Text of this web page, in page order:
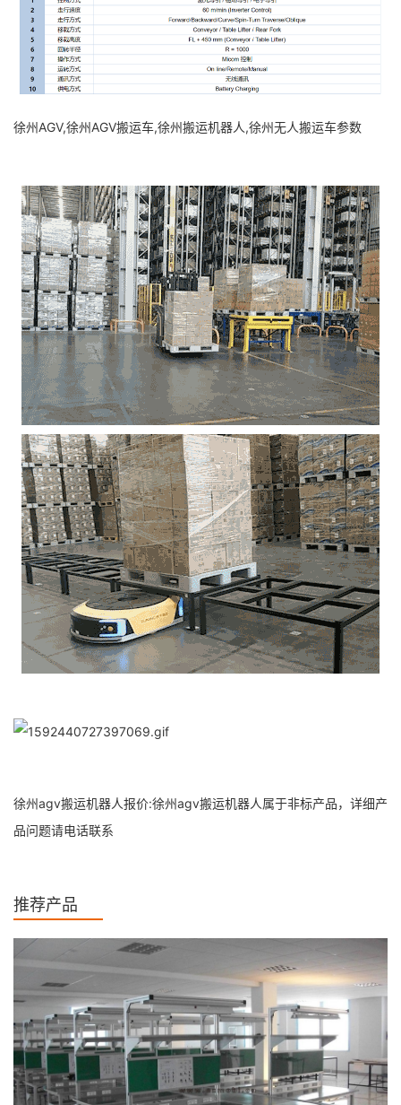
徐州AGV,徐州AGV搬运车,徐州搬运机器人,徐州无人搬运车参数
徐州agv搬运机器人报价:徐州agv搬运机器人属于非标产品，详细产
品问题请电话联系
推荐产品